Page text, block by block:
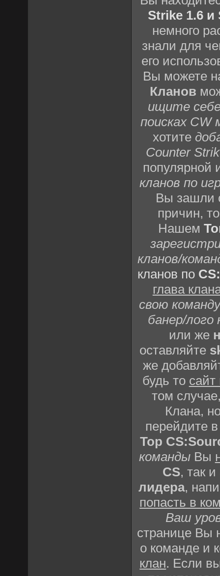
Strike 1.6 и
немного
знали для
его
Вы можете
Кланов
ищите
поисках CW
хотите
Counter
кланов по
Вы зашли
причин,
Нашем
кланов/
кланов по
глава
свою
банер/лого
или же
оставляйте
же
будь то сайт
том
Клана,
перейдите
Top
командыВы
CS, так и
лидера,
попасть в
Ваш
странице Вы
о команде и
клан. Если